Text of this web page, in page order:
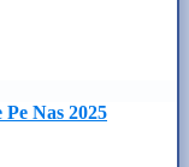
Nas 2025